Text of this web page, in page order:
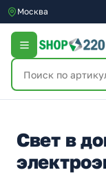
Москва
Свет в